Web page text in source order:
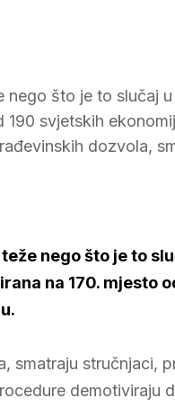
što je to slučaj
svjetskih
dozvola,
nego što je to
na 170. mjesto
smatraju stručnjaci,
demotiviraju